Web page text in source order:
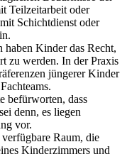
Teilzeitarbeit oder
Schichtdienst oder
haben Kinder das Recht,
zu werden. In der Praxis
jüngerer Kinder
befürworten, dass
denn, es liegen
vor.
Raum, die
Kinderzimmers und